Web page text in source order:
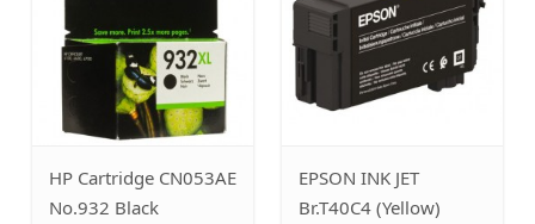
Cartridge CN053AE
Black
EPSON INK JET
Br.T40C4 (Yellow)